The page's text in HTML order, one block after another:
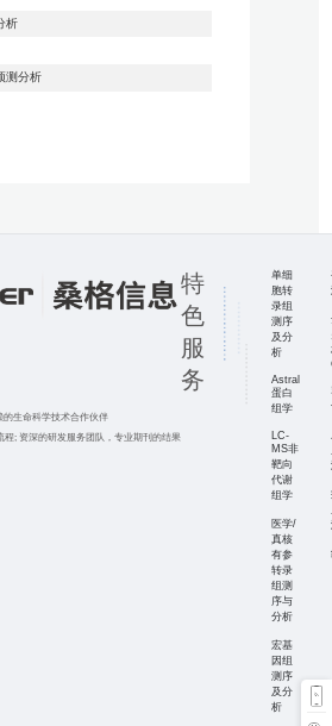
析
测分析
的生命科学技术合作伙伴
程; 资深的研发服务团队，专业期刊的结果
特
色
服
务
单细
胞转
录组
测序
及分
析
Astral
蛋白
组学
LC-
MS非
靶向
代谢
组学
医学/
真核
有参
转录
组测
序与
分析
宏基
因组
测序
及分
析